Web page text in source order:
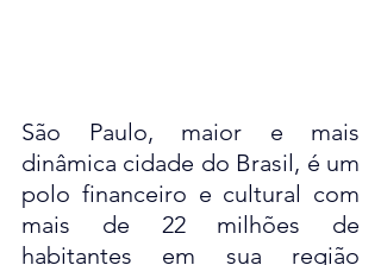
São Paulo, maior e mais
dinâmica cidade do Brasil, é um
polo financeiro e cultural com
mais de 22 milhões de
habitantes em sua região